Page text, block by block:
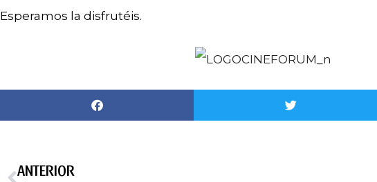
Esperamos la disfrutéis.
ANTERIOR